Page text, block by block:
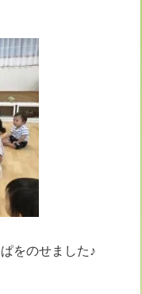
をのせました♪